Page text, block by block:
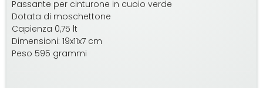
Passante per cinturone in cuoio verde
Dotata di moschettone
Capienza 0,75 lt
Dimensioni: 19x11x7 cm
Peso 595 grammi